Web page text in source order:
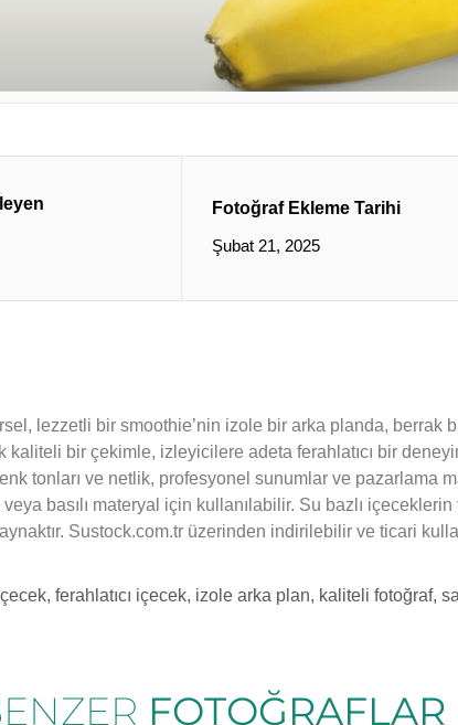
Fotoğraf Ekleme Tarihi
Şubat 21, 2025
lezzetli bir smoothie’nin izole bir arka planda,
kaliteli bir çekimle, izleyicilere adeta ferahlatıcı bir
tonları ve netlik, profesyonel sunumlar ve
basılı materyal için kullanılabilir. Su bazlı
Sustock.com.tr üzerinden indirilebilir ve ticari
, ferahlatıcı içecek, izole arka plan, kaliteli fotoğraf,
FOTOĞRAFLAR